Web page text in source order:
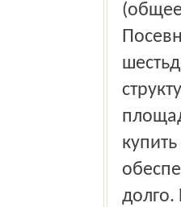
(общее
долго.